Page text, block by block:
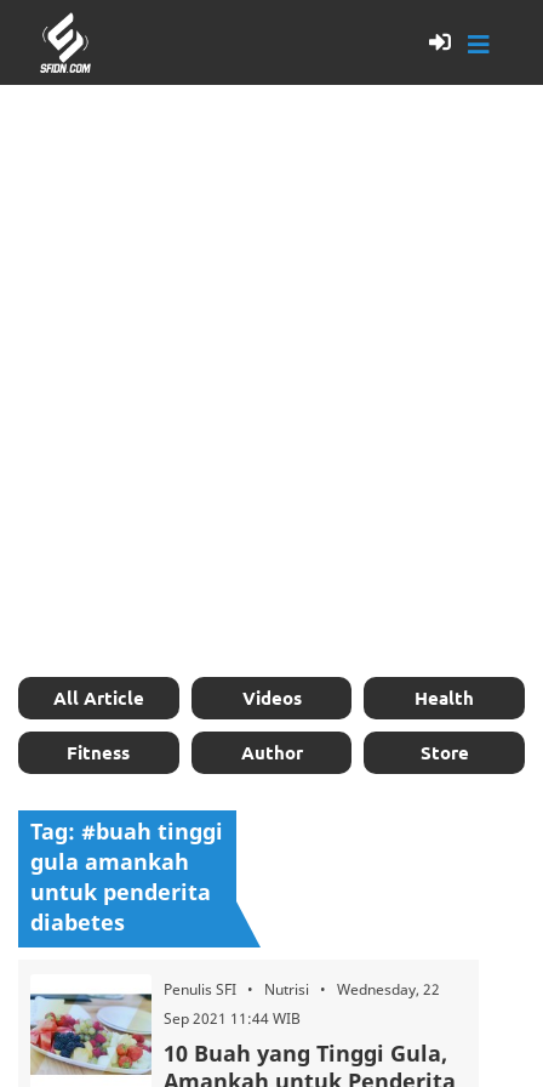
All Article Videos Health
Fitness Author Store
Tag: #buah tinggi
gula amankah
untuk penderita
diabetes
Penulis SFI • Nutrisi • Wednesday, 22
Sep 2021 11:44 WIB
10 Buah yang Tinggi Gula,
Amankah untuk Penderita